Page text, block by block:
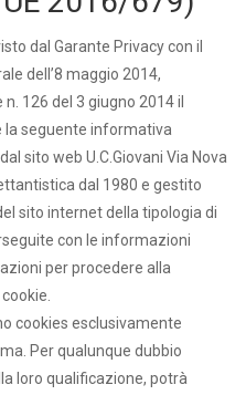
dal Garante Privacy con il
dell’8 maggio 2014,
126 del 3 giugno 2014 il
la seguente informativa
sito web U.C.Giovani Via Nova
dal 1980 e gestito
sito internet della tipologia di
con le informazioni
per procedere alla
cookies esclusivamente
Per qualunque dubbio
loro qualificazione, potrà